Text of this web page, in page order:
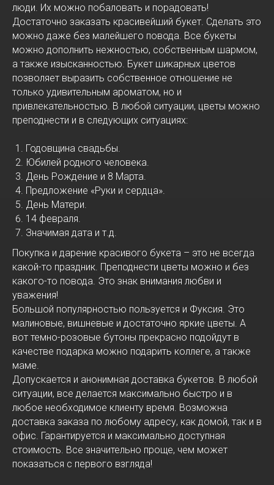
люди. Их можно побаловать и порадовать!
Достаточно заказать красивейший букет. Сделать это
можно даже без малейшего повода. Все букеты
можно дополнить нежностью, собственным шармом,
а также изысканностью. Букет шикарных цветов
позволяет выразить собственное отношение не
только удивительным ароматом, но и
привлекательностью. В любой ситуации, цветы можно
преподнести и в следующих ситуациях:
Годовщина свадьбы.
Юбилей родного человека.
День Рождение и 8 Марта.
Предложение «Руки и сердца».
День Матери.
14 февраля.
Значимая дата и т.д.
Покупка и дарение красивого букета – это не всегда
какой-то праздник. Преподнести цветы можно и без
какого-то повода. Это знак внимания любви и
уважения!
Большой популярностью пользуется и Фуксия. Это
малиновые, вишневые и достаточно яркие цветы. А
вот темно-розовые бутоны прекрасно подойдут в
качестве подарка можно подарить коллеге, а также
маме.
Допускается и анонимная доставка букетов. В любой
ситуации, все делается максимально быстро и в
любое необходимое клиенту время. Возможна
доставка заказа по любому адресу, как домой, так и в
офис. Гарантируется и максимально доступная
стоимость. Все значительно проще, чем может
показаться с первого взгляда!